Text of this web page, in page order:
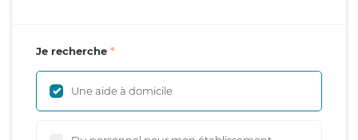
Je recherche
Une aide à domicile